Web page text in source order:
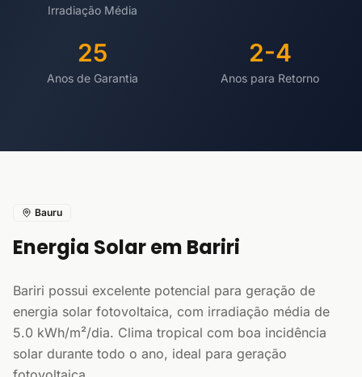
Irradiação Média
25
Anos de Garantia
2-4
Anos para Retorno
Bauru
Energia Solar em Bariri
Bariri possui excelente potencial para geração de
energia solar fotovoltaica, com irradiação média de
5.0 kWh/m²/dia. Clima tropical com boa incidência
solar durante todo o ano, ideal para geração